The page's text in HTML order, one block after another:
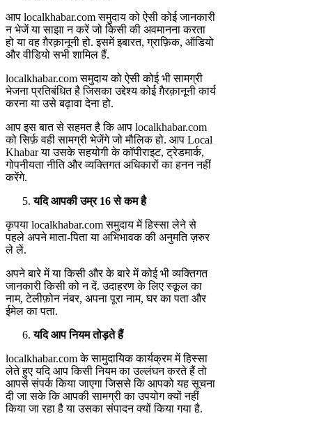
आप localkhabar.com समुदाय को ऐसी कोई जानकारी
न भेजें या साझा न करें जो किसी की अवमानना करता
हो या वह ग़ैरक़ानूनी हो. इसमें इबारत, ग्राफ़िक, ऑडियो
और वीडियो सभी शामिल हैं.
localkhabar.com समुदाय को ऐसी कोई भी सामग्री
भेजना प्रतिबंधित है जिसका उद्देश्य कोई ग़ैरक़ानूनी कार्य
करना या उसे बढ़ावा देना हो.
आप इस बात से सहमत है कि आप localkhabar.com
को सिर्फ़ वही सामग्री भेजेंगे जो मौलिक हो. आप Local
Khabar या उसके सहयोगी के कॉपीराइट, ट्रेडमार्क,
गोपनीयता नीति और व्यक्तिगत अधिकारों का हनन नहीं
करेंगे.
यदि आपकी उम्र 16से कम है
कृपया localkhabar.com समुदाय में हिस्सा लेने से
पहले अपने माता-पिता या अभिभावक की अनुमति ज़रुर
ले लें.
अपने बारे में या किसी और के बारे में कोई भी व्यक्तिगत
जानकारी किसी को न दें. उदाहरण के लिए स्कूल का
नाम, टेलीफ़ोन नंबर, अपना पूरा नाम, घर का पता और
ईमेल का पता.
यदि आप नियम तोड़ते हैं
localkhabar.com के सामुदायिक कार्यक्रम में हिस्सा
लेते हुए यदि आप किसी नियम का उल्लंघन करते हैं तो
आपसे संपर्क किया जाएगा जिससे कि आपको यह सूचना
दी जा सके कि आपकी सामग्री का उपयोग क्यों नहीं
किया जा रहा है या उसका संपादन क्यों किया गया है.